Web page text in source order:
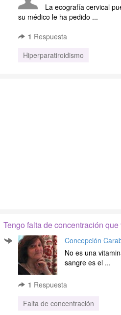
La ecografía cervical
su médico le ha pedido ...
1 Respuesta
Hiperparatiroidismo
Tengo falta de concentración
Concepción
No es una
sangre es el ...
1 Respuesta
Falta de concentración